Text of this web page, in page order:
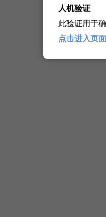
人机验证
此验证用于
点击进入页面